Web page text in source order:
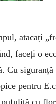
atacați
faceți o
Cu
pentru
pufuliță cu